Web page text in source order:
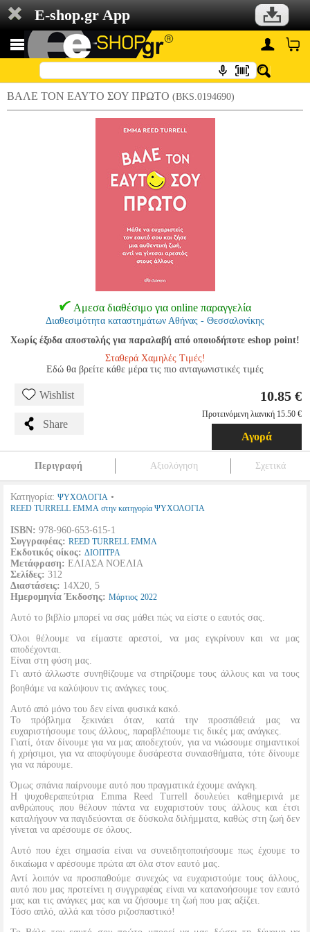
E-shop.gr App
ΒΑΛΕ ΤΟΝ ΕΑΥΤΟ ΣΟΥ ΠΡΩΤΟ (BKS.0194690)
Αμεσα διαθέσιμο για online παραγγελία
Διαθεσιμότητα καταστημάτων Αθήνας - Θεσσαλονίκης
Χωρίς έξοδα αποστολής για παραλαβή από οποιοδήποτε eshop point!
Σταθερά Χαμηλές Τιμές!
Εδώ θα βρείτε κάθε μέρα τις πιο ανταγωνιστικές τιμές
Wishlist
Share
10.85 €
Προτεινόμενη λιανική 15.50 €
Αγορά
Περιγραφή Αξιολόγηση Σχετικά
Κατηγορία: ΨΥΧΟΛΟΓΙΑ •
REED TURRELL EMMA στην κατηγορία ΨΥΧΟΛΟΓΙΑ
ISBN: 978-960-653-615-1
Συγγραφέας: REED TURRELL EMMA
Εκδοτικός οίκος: ΔΙΟΠΤΡΑ
Μετάφραση: ΕΛΙΑΣΑ ΝΟΕΛΙΑ
Σελίδες: 312
Διαστάσεις: 14Χ20, 5
Ημερομηνία Έκδοσης: Μάρτιος 2022
Αυτό το βιβλίο μπορεί να σας μάθει πώς να είστε ο εαυτός σας.
Όλοι θέλουμε να είμαστε αρεστοί, να μας εγκρίνουν και να μας
αποδέχονται.
Είναι στη φύση μας.
Γι αυτό άλλωστε συνηθίζουμε να στηρίζουμε τους άλλους και να τους
βοηθάμε να καλύψουν τις ανάγκες τους.
Αυτό από μόνο του δεν είναι φυσικά κακό.
Το πρόβλημα ξεκινάει όταν, κατά την προσπάθειά μας να
ευχαριστήσουμε τους άλλους, παραβλέπουμε τις δικές μας ανάγκες.
Γιατί, όταν δίνουμε για να μας αποδεχτούν, για να νιώσουμε σημαντικοί
ή χρήσιμοι, για να αποφύγουμε δυσάρεστα συναισθήματα, τότε δίνουμε
για να πάρουμε.
Όμως σπάνια παίρνουμε αυτό που πραγματικά έχουμε ανάγκη.
Η ψυχοθεραπεύτρια Emma Reed Turrell δουλεύει καθημερινά με
ανθρώπους που θέλουν πάντα να ευχαριστούν τους άλλους και έτσι
καταλήγουν να παγιδεύονται σε δύσκολα διλήμματα, καθώς στη ζωή δεν
γίνεται να αρέσουμε σε όλους.
Αυτό που έχει σημασία είναι να συνειδητοποιήσουμε πως έχουμε το
δικαίωμα ν αρέσουμε πρώτα απ όλα στον εαυτό μας.
Αντί λοιπόν να προσπαθούμε συνεχώς να ευχαριστούμε τους άλλους,
αυτό που μας προτείνει η συγγραφέας είναι να κατανοήσουμε τον εαυτό
μας και τις ανάγκες μας και να ζήσουμε τη ζωή που μας αξίζει.
Τόσο απλό, αλλά και τόσο ριζοσπαστικό!